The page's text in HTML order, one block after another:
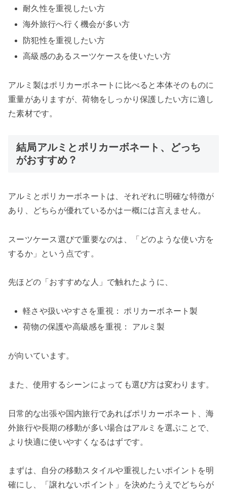
耐久性を重視したい方
海外旅行へ行く機会が多い方
防犯性を重視したい方
高級感のあるスーツケースを使いたい方
アルミ製はポリカーボネートに比べると本体そのものに
重量がありますが、荷物をしっかり保護したい方に適し
た素材です。
結局アルミとポリカーボネート、どっち
がおすすめ？
アルミとポリカーボネートは、それぞれに明確な特徴が
あり、どちらが優れているかは一概には言えません。
スーツケース選びで重要なのは、「どのような使い方を
するか」という点です。
先ほどの「おすすめな人」で触れたように、
軽さや扱いやすさを重視： ポリカーボネート製
荷物の保護や高級感を重視： アルミ製
が向いています。
また、使用するシーンによっても選び方は変わります。
日常的な出張や国内旅行であればポリカーボネート、海
外旅行や長期の移動が多い場合はアルミを選ぶことで、
より快適に使いやすくなるはずです。
まずは、自分の移動スタイルや重視したいポイントを明
確にし、「譲れないポイント」を決めたうえでどちらが